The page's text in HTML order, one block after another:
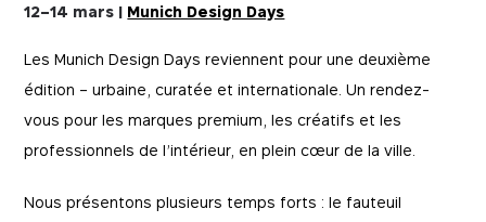
12–14 mars | Munich Design Days
Les Munich Design Days reviennent pour une deuxième
édition – urbaine, curatée et internationale. Un rendez-
vous pour les marques premium, les créatifs et les
professionnels de l’intérieur, en plein cœur de la ville.
Nous présentons plusieurs temps forts : le fauteuil